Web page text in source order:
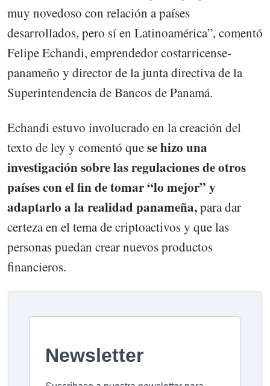
muy novedoso con relación a países
desarrollados, pero sí en Latinoamérica”, comentó
Felipe Echandi, emprendedor costarricense-
panameño y director de la junta directiva de la
Superintendencia de Bancos de Panamá.
Echandi estuvo involucrado en la creación del
texto de ley y comentó quese hizo una
investigación sobre las regulaciones de otros
países con el fin de tomar “lo mejor” y
adaptarlo a la realidad panameña,para dar
certeza en el tema de criptoactivos y que las
personas puedan crear nuevos productos
financieros.